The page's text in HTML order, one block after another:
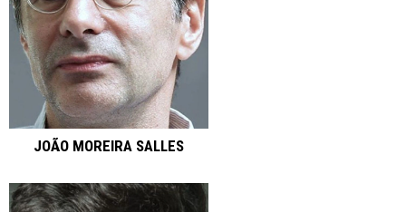
JOÃO MOREIRA SALLES